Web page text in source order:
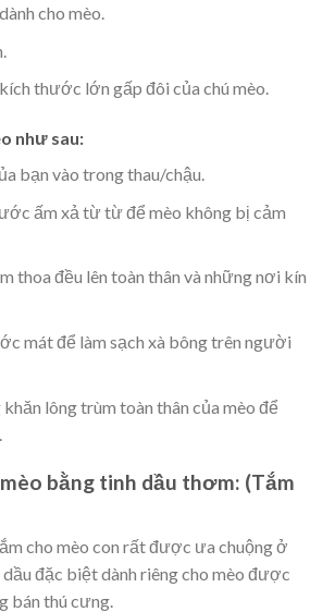
cho mèo.
thước lớn gấp đôi của chú mèo.
như sau:
bạn vào trong thau/chậu.
ấm xả từ từ để mèo không bị cảm
thoa đều lên toàn thân và những nơi kín
mát để làm sạch xà bông trên người
khăn lông trùm toàn thân của mèo để
bằng tinh dầu thơm: (Tắm
cho mèo con rất được ưa chuộng ở
đặc biệt dành riêng cho mèo được
bán thú cưng.